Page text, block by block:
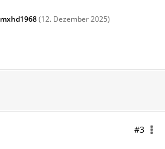
mxhd1968(12. Dezember 2025)
#3